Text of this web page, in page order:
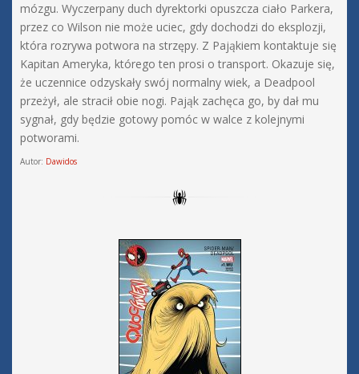
mózgu. Wyczerpany duch dyrektorki opuszcza ciało Parkera,
przez co Wilson nie może uciec, gdy dochodzi do eksplozji,
która rozrywa potwora na strzępy. Z Pająkiem kontaktuje się
Kapitan Ameryka, którego ten prosi o transport. Okazuje się,
że uczennice odzyskały swój normalny wiek, a Deadpool
przeżył, ale stracił obie nogi. Pająk zachęca go, by dał mu
sygnał, gdy będzie gotowy pomóc w walce z kolejnymi
potworami.
Autor: Dawidos